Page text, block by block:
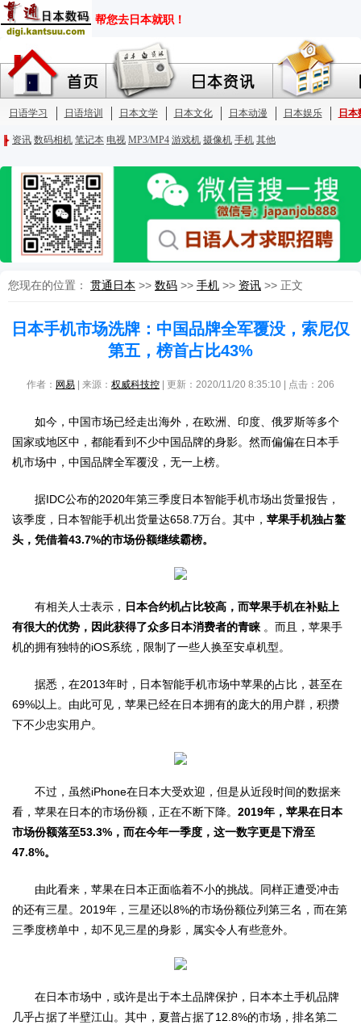
您现在的位置： 贯通日本 >> 数码 >> 手机 >> 资讯 >> 正文
日本手机市场洗牌：中国品牌全军覆没，索尼仅
第五，榜首占比43%
作者： 网易 | 来源： 权威科技控 | 更新：2020/11/20 8:35:10 | 点击： 206
如今，中国市场已经走出海外，在欧洲、印度、俄罗斯等多个
国家或地区中，都能看到不少中国品牌的身影。然而偏偏在日本手
机市场中，中国品牌全军覆没，无一上榜。
据IDC公布的2020年第三季度日本智能手机市场出货量报告，
该季度，日本智能手机出货量达658.7万台。其中， 苹果手机独占鳌
头，凭借着43.7%的市场份额继续霸榜。
有相关人士表示， 日本合约机占比较高，而苹果手机在补贴上
有很大的优势，因此获得了众多日本消费者的青睐 。而且，苹果手
机的拥有独特的iOS系统，限制了一些人换至安卓机型。
据悉，在2013年时，日本智能手机市场中苹果的占比，甚至在
69%以上。由此可见，苹果已经在日本拥有的庞大的用户群，积攒
下不少忠实用户。
不过，虽然iPhone在日本大受欢迎，但是从近段时间的数据来
看，苹果在日本的市场份额，正在不断下降。 2019年，苹果在日本
市场份额落至53.3%，而在今年一季度，这一数字更是下滑至
47.8%。
由此看来，苹果在日本正面临着不小的挑战。同样正遭受冲击
的还有三星。2019年，三星还以8%的市场份额位列第三名，而在第
三季度榜单中，却不见三星的身影，属实令人有些意外。
在日本市场中，或许是出于本土品牌保护，日本本土手机品牌
几乎占据了半壁江山。其中，夏普占据了12.8%的市场，排名第二